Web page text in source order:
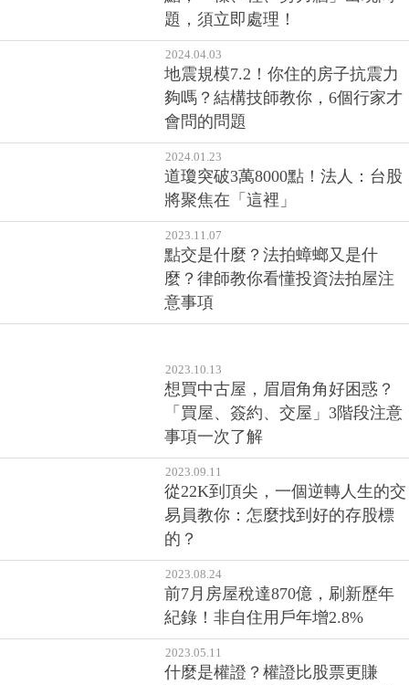
題，須立即處理！
2024.04.03
地震規模7.2！你住的房子抗震力
夠嗎？結構技師教你，6個行家才
會問的問題
2024.01.23
道瓊突破3萬8000點！法人：台股
將聚焦在「這裡」
2023.11.07
點交是什麼？法拍蟑螂又是什
麼？律師教你看懂投資法拍屋注
意事項
2023.10.13
想買中古屋，眉眉角角好困惑？
「買屋、簽約、交屋」3階段注意
事項一次了解
2023.09.11
從22K到頂尖，一個逆轉人生的交
易員教你：怎麼找到好的存股標
的？
2023.08.24
前7月房屋稅達870億，刷新歷年
紀錄！非自住用戶年增2.8%
2023.05.11
什麼是權證？權證比股票更賺